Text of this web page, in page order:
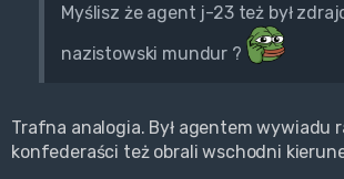
Myślisz że agent j-23 też był
nazistowski mundur ?
Trafna analogia. Był agentem wywiadu
konfederaści też obrali wschodni